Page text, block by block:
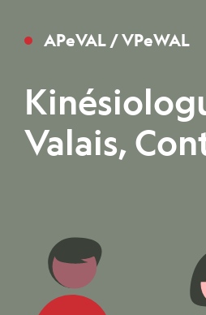
APeVAL / VPeWAL
Valais,